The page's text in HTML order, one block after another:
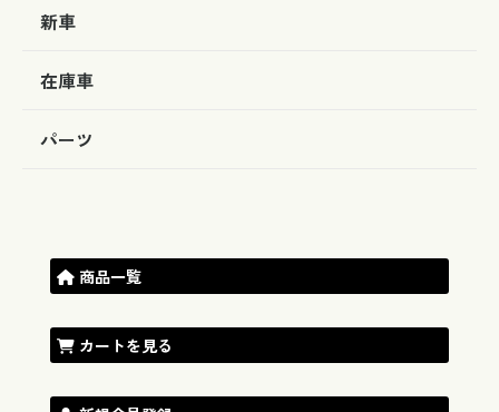
新車
在庫車
パーツ
商品一覧
カートを見る